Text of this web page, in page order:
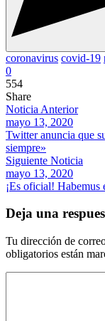
coronavirus covid-19
0
554
Share
Noticia Anterior
mayo 13, 2020
Twitter anuncia que
siempre»
Siguiente Noticia
mayo 13, 2020
¡Es oficial! Habemus
Deja una
Tu dirección de
obligatorios están